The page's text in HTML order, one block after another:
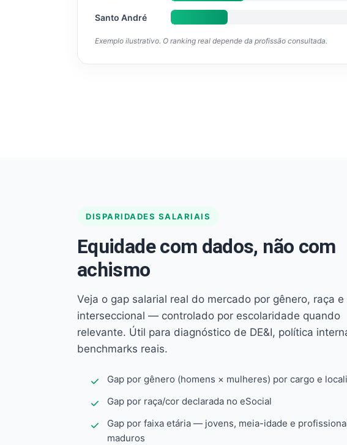
Santo André
Exemplo ilustrativo. O ranking real depende da profissão consultada.
DISPARIDADES SALARIAIS
Equidade com dados, não com
achismo
Veja o gap salarial real do mercado por gênero, raça e
interseccional — controlado por escolaridade quando
relevante. Útil para diagnóstico de DE&I, política
benchmarks reais.
Gap por gênero (homens × mulheres) por cargo e
Gap por raça/cor declarada no eSocial
Gap por faixa etária — jovens, meia-idade e
maduros